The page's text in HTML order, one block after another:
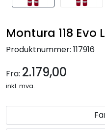
Montura 118 Evo
Produktnummer: 117916
Fra: 2.179,00
inkl. mva.